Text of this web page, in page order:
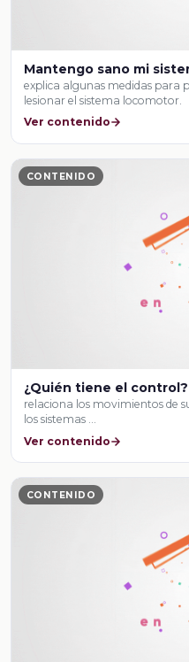
Mantengo sano mi
explica algunas medidas para
lesionar el sistema locomotor.
Ver contenido
CONTENIDO
¿Quién tiene el control?
relaciona los movimientos de
los sistemas …
Ver contenido
CONTENIDO